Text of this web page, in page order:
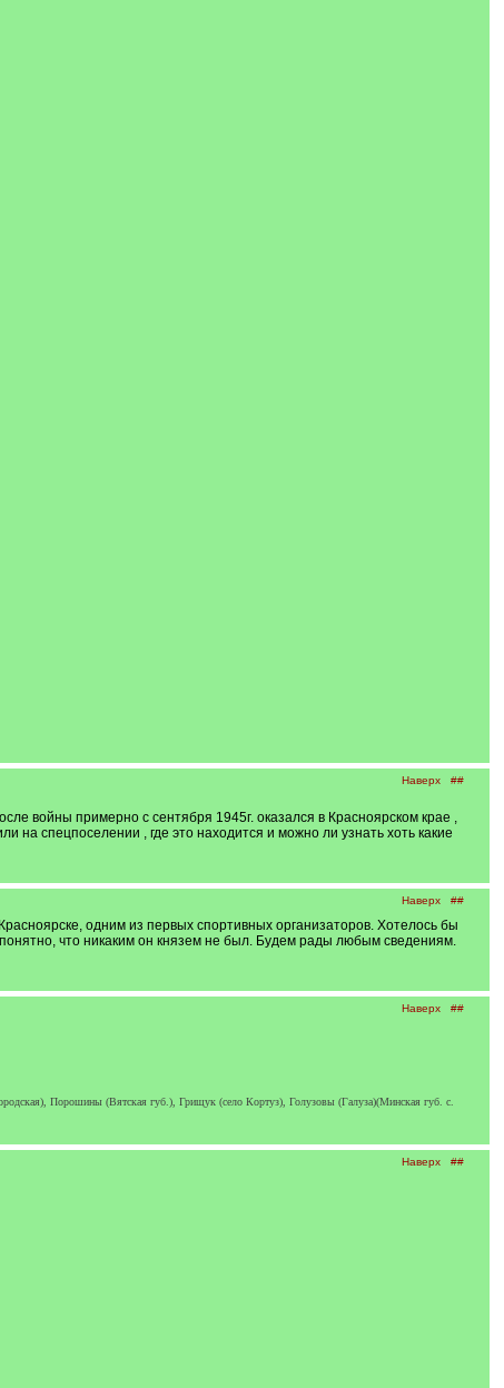
Наверх ##
войны примерно с сентября 1945г. оказался в Красноярском крае ,
на спецпоселении , где это находится и можно ли узнать хоть какие
Наверх ##
одним из первых спортивных организаторов. Хотелось бы
понятно, что никаким он князем не был. Будем рады любым сведениям.
Наверх ##
Порошины (Вятская губ.), Грищук (село Кортуз), Голузовы (Галуза)(Минская губ. с.
Наверх ##